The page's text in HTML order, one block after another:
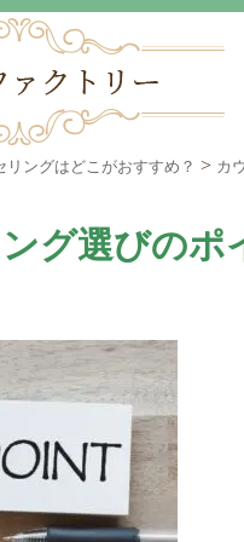
リングはどこがおすすめ？ > カ
グ選びのポ